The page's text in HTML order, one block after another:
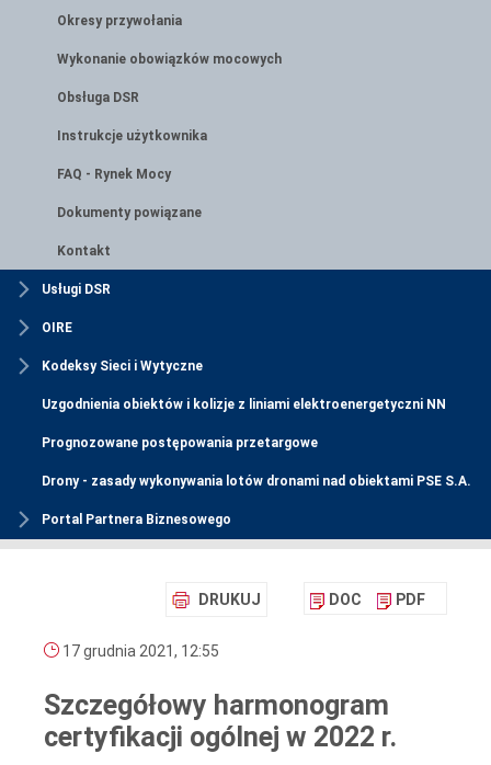
Okresy przywołania
Wykonanie obowiązków mocowych
Obsługa DSR
Instrukcje użytkownika
FAQ - Rynek Mocy
Dokumenty powiązane
Kontakt
Usługi DSR
OIRE
Kodeksy Sieci i Wytyczne
Uzgodnienia obiektów i kolizje z liniami elektroenergetyczni NN
Prognozowane postępowania przetargowe
Drony - zasady wykonywania lotów dronami nad obiektami PSE S.A.
Portal Partnera Biznesowego
DRUKUJ DOC PDF
17 grudnia 2021, 12:55
Szczegółowy harmonogram
certyfikacji ogólnej w 2022 r.